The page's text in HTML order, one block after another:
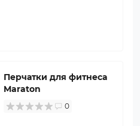
Перчатки для фитнеса
Maraton
0